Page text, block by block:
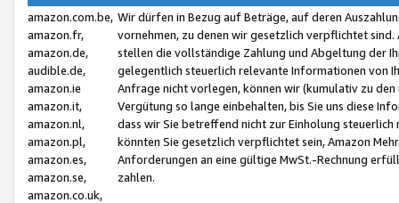
amazon.com.be,
amazon.fr,
amazon.de,
audible.de,
amazon.ie
amazon.it,
amazon.nl,
amazon.pl,
amazon.es,
amazon.se,
amazon.co.uk,
Wir dürfen in Bezug auf Beträge, auf deren
vornehmen, zu denen wir gesetzlich verpflichtet
stellen die vollständige Zahlung und Abgeltung der
gelegentlich steuerlich relevante Informationen von
Anfrage nicht vorlegen, können wir (kumulativ zu
Vergütung so lange einbehalten, bis Sie uns diese
dass wir Sie betreffend nicht zur Einholung
könnten Sie gesetzlich verpflichtet sein, Amazon
Anforderungen an eine gültige MwSt.-Rechnung
zahlen.